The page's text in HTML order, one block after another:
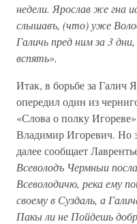
недели. Ярослав же гна
слышавъ, (что) уже
Галичь пред ним за 3
вспять».
Итак, в борьбе за Галич
опередил один из
«Слова о полку
Владимир Игоревич. Но
далее сообщает
Всеволодъ Чермныи
Всеволодичю, река ему
своему в Суздаль, а
Пакы ли не Пойдешь